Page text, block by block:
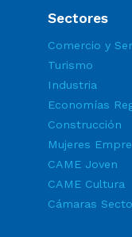
Sectores
Comercio y
Turismo
Industria
Economías
Construcción
Mujeres
CAME Joven
CAME Cultura
Cámaras